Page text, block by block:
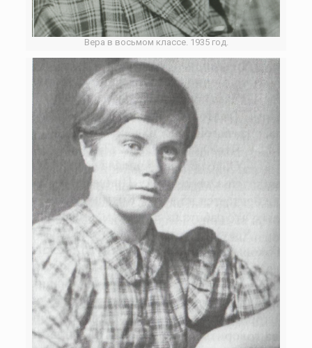
Вера в восьмом классе. 1935 год.